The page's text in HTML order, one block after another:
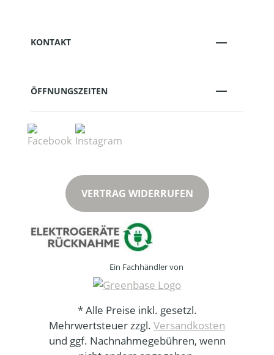
KONTAKT
ÖFFNUNGSZEITEN
VERTRAG WIDERRUFEN
Ein Fachhändler von
* Alle Preise inkl. gesetzl.
Mehrwertsteuer zzgl. Versandkosten
und ggf. Nachnahmegebühren, wenn